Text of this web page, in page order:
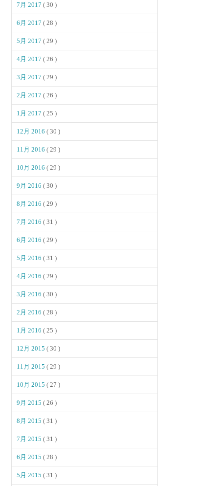
7月 2017( 30 )
6月 2017( 28 )
5月 2017( 29 )
4月 2017( 26 )
3月 2017( 29 )
2月 2017( 26 )
1月 2017( 25 )
12月 2016( 30 )
11月 2016( 29 )
10月 2016( 29 )
9月 2016( 30 )
8月 2016( 29 )
7月 2016( 31 )
6月 2016( 29 )
5月 2016( 31 )
4月 2016( 29 )
3月 2016( 30 )
2月 2016( 28 )
1月 2016( 25 )
12月 2015( 30 )
11月 2015( 29 )
10月 2015( 27 )
9月 2015( 26 )
8月 2015( 31 )
7月 2015( 31 )
6月 2015( 28 )
5月 2015( 31 )